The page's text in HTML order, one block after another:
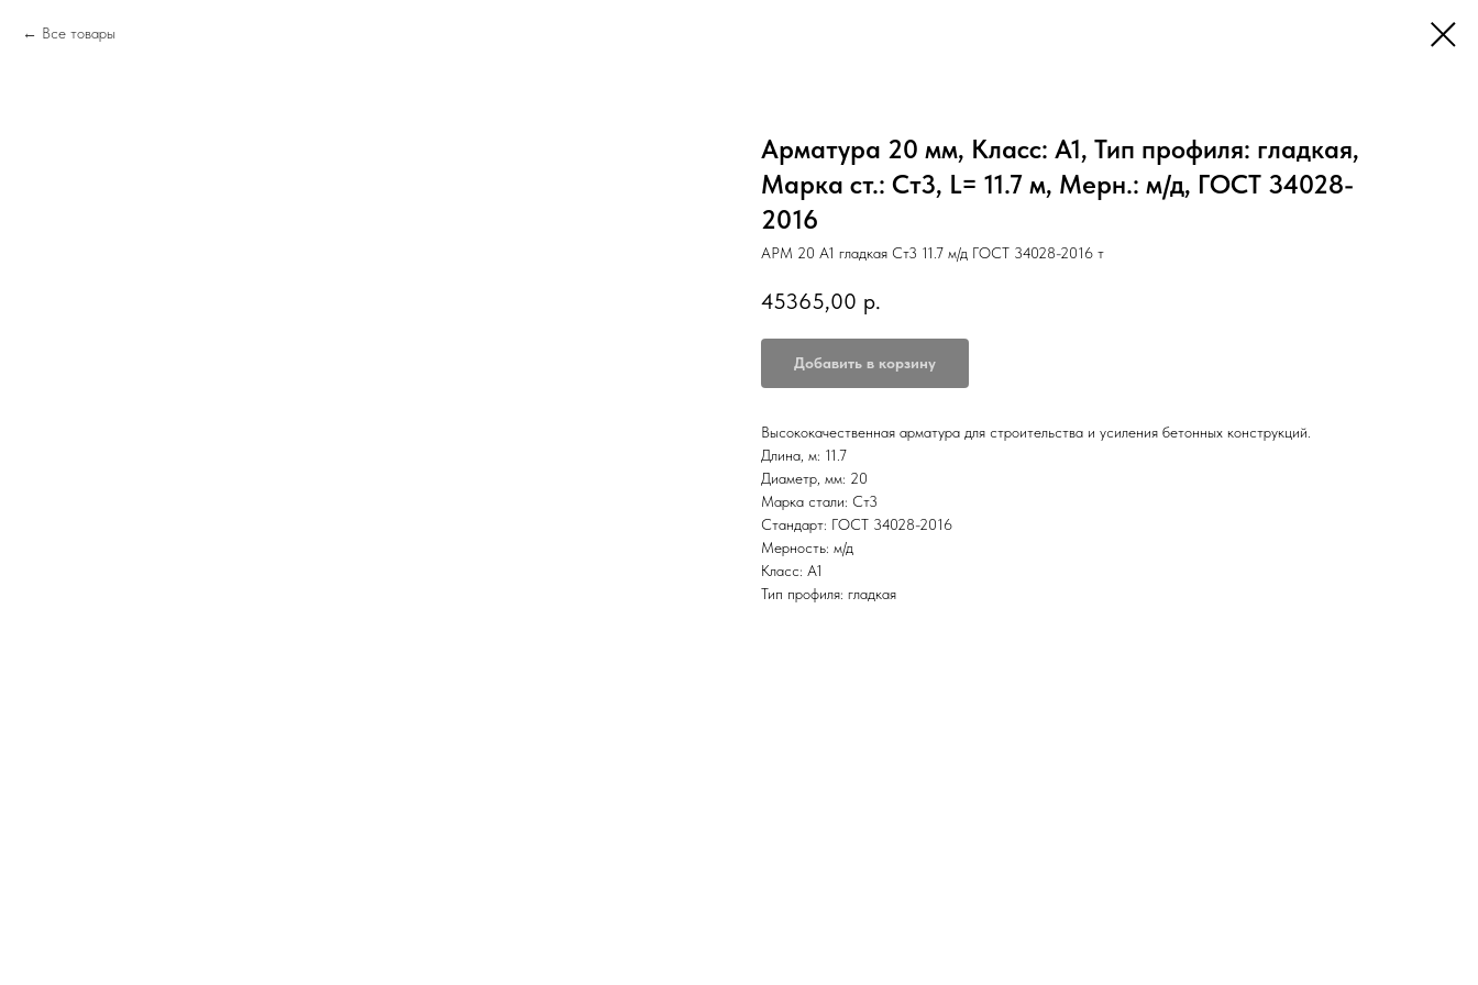
Все товары
Арматура 20 мм, Класс: А1, Тип профиля: гладкая,
Марка ст.: Ст3, L= 11.7 м, Мерн.: м/д, ГОСТ 34028-
2016
АРМ 20 А1 гладкая Ст3 11.7 м/д ГОСТ 34028-2016 т
45365,00 р.
Добавить в корзину
Высококачественная арматура для строительства и усиления бетонных конструкций.
Длина, м: 11.7
Диаметр, мм: 20
Марка стали: Ст3
Стандарт: ГОСТ 34028-2016
Мерность: м/д
Класс: А1
Тип профиля: гладкая